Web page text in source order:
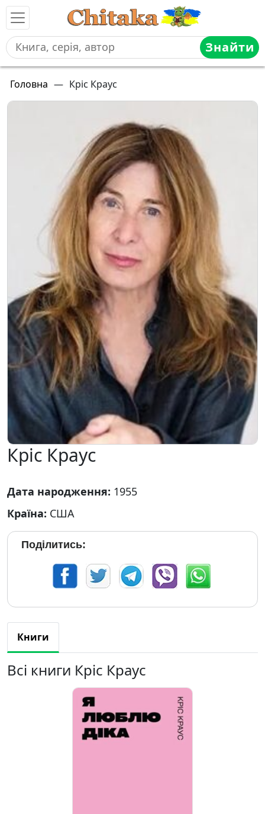
Знайти
Головна — Кріс Краус
Кріс Краус
Дата народження: 1955
Країна: США
Поділитись:
Книги
Всі книги Кріс Краус